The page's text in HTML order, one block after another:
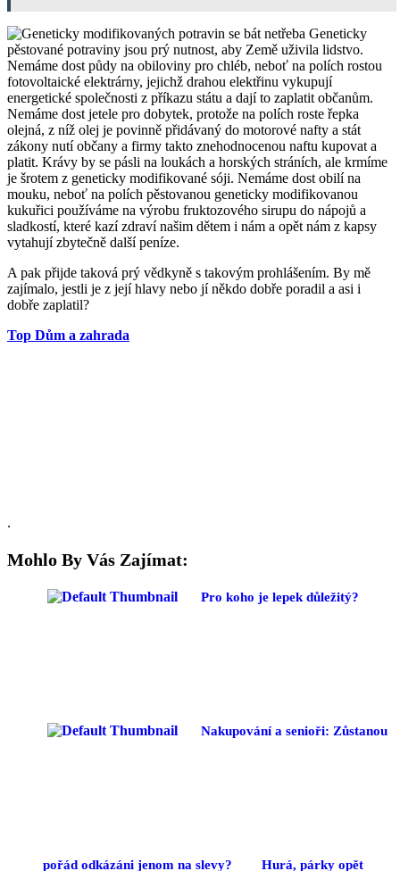
Geneticky
pěstované potraviny jsou prý nutnost, aby Země uživila lidstvo.
Nemáme dost půdy na obiloviny pro chléb, neboť na polích rostou
fotovoltaické elektrárny, jejichž drahou elektřinu vykupují
energetické společnosti z příkazu státu a dají to zaplatit občanům.
Nemáme dost jetele pro dobytek, protože na polích roste řepka
olejná, z níž olej je povinně přidávaný do motorové nafty a stát
zákony nutí občany a firmy takto znehodnocenou naftu kupovat a
platit. Krávy by se pásli na loukách a horských stráních, ale krmíme
je šrotem z geneticky modifikované sóji. Nemáme dost obilí na
mouku, neboť na polích pěstovanou geneticky modifikovanou
kukuřici používáme na výrobu fruktozového sirupu do nápojů a
sladkostí, které kazí zdraví našim dětem i nám a opět nám z kapsy
vytahují zbytečně další peníze.
A pak přijde taková prý vědkyně s takovým prohlášením. By mě
zajímalo, jestli je z její hlavy nebo jí někdo dobře poradil a asi i
dobře zaplatil?
Top Dům a zahrada
.
Mohlo By Vás Zajímat:
Pro koho je lepek důležitý?
Nakupování a senioři: Zůstanou
pořád odkázáni jenom na slevy? Hurá, párky opět